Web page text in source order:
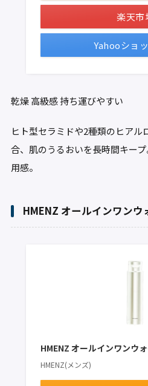
楽天市
Yahooショ
乾燥高級感持ち運びやすい
ヒト型セラミドや2種類のヒアル
合、肌のうるおいを長時間キー
用感。
HMENZ オールインワンウ
HMENZ オールインワンウ
HMENZ(メンズ)